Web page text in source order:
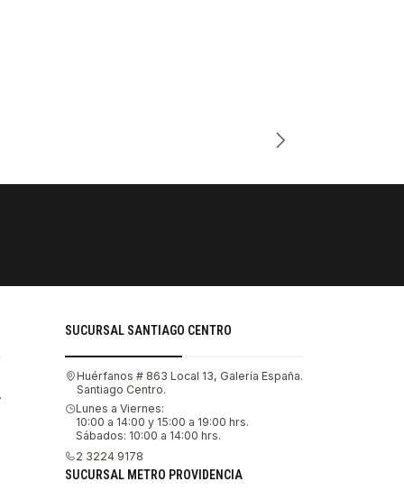
SUCURSAL SANTIAGO CENTRO
Huérfanos # 863 Local 13, Galería España.
Santiago Centro.
Lunes a Viernes:
10:00 a 14:00 y 15:00 a 19:00 hrs.
Sábados: 10:00 a 14:00 hrs.
2 3224 9178
SUCURSAL METRO PROVIDENCIA